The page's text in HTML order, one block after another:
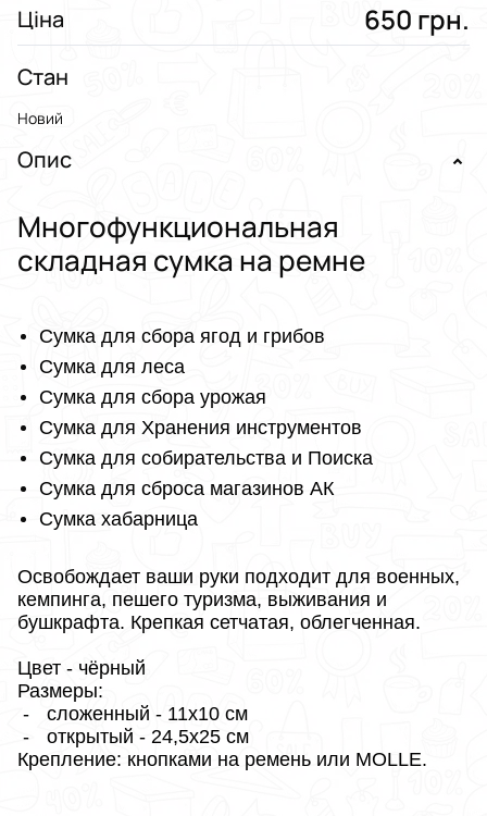
Ціна 650 грн.
Стан
Новий
Опис
Многофункциональная
складная сумка на ремне
Сумка для сбора ягод и грибов
Сумка для леса
Сумка для сбора урожая
Сумка для Хранения инструментов
Сумка для собирательства и Поиска
Сумка для сброса магазинов АК
Сумка хабарница
Освобождает ваши руки подходит для военных,
кемпинга, пешего туризма, выживания и
бушкрафта. Крепкая сетчатая, облегченная.
Цвет - чёрный
Размеры:
-
сложенный - 11х10 см
-
открытый - 24,5х25 см
Крепление: кнопками на ремень или MOLLE.